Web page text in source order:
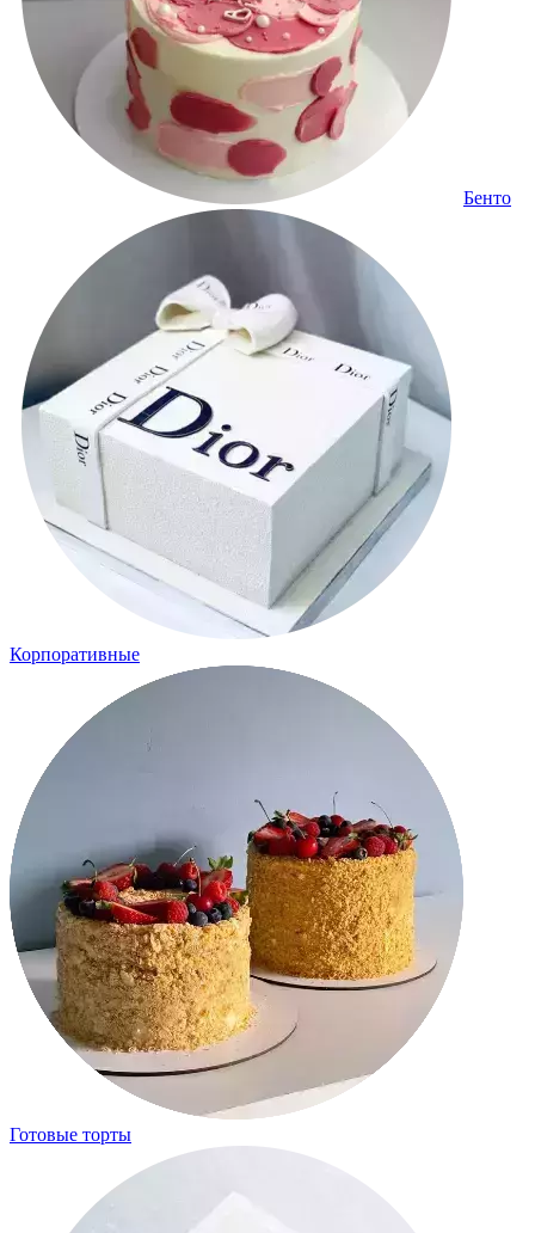
Бенто
Корпоративные
Готовые торты